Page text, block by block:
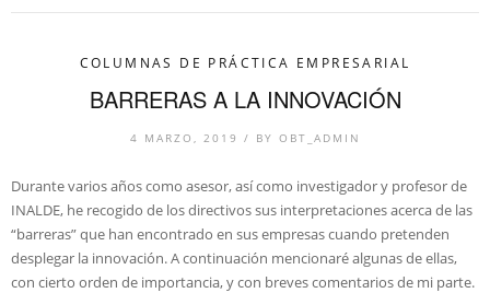
COLUMNAS DE PRÁCTICA EMPRESARIAL
BARRERAS A LA INNOVACIÓN
4 MARZO, 2019 / BY OBT_ADMIN
Durante varios años como asesor, así como investigador y profesor de
INALDE, he recogido de los directivos sus interpretaciones acerca de las
“barreras” que han encontrado en sus empresas cuando pretenden
desplegar la innovación. A continuación mencionaré algunas de ellas,
con cierto orden de importancia, y con breves comentarios de mi parte.